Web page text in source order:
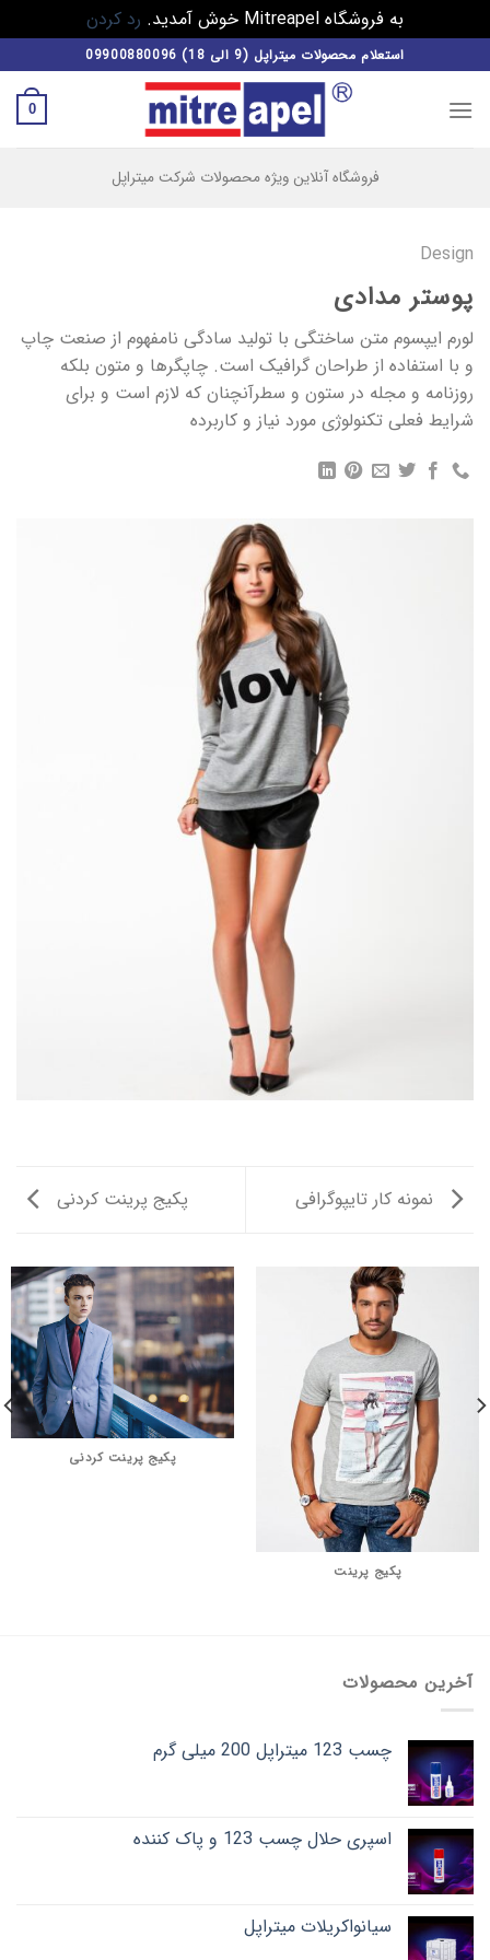
به فروشگاه Mitreapel خوش آمدید.
رد کردن
به
محتوا
استعلام محصولات میتراپل (9 الی 18) 09900880096
0
فروشگاه آنلاین ویژه محصولات شرکت میتراپل
Design
پوستر مدادی
لورم ایپسوم متن ساختگی با تولید سادگی نامفهوم از صنعت چاپ
و با استفاده از طراحان گرافیک است. چاپگرها و متون بلکه
روزنامه و مجله در ستون و سطرآنچنان که لازم است و برای
شرایط فعلی تکنولوژی مورد نیاز و کاربرده
نمونه کار تایپوگرافی پکیج پرینت کردنی
پکیج پرینت
پکیج پرینت کردنی
آخرین محصولات
چسب 123 میتراپل 200 میلی گرم
اسپری حلال چسب 123 و پاک کننده
سیانواکریلات میتراپل